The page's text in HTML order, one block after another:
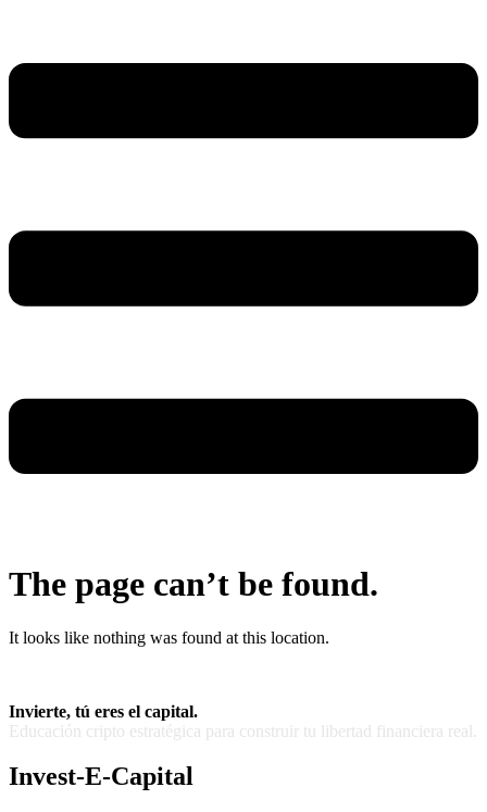
The page can’t be found.
It looks like nothing was found at this location.
Invierte, tú eres el capital.
Educación cripto estratégica para construir tu libertad financiera real.
Invest-E-Capital